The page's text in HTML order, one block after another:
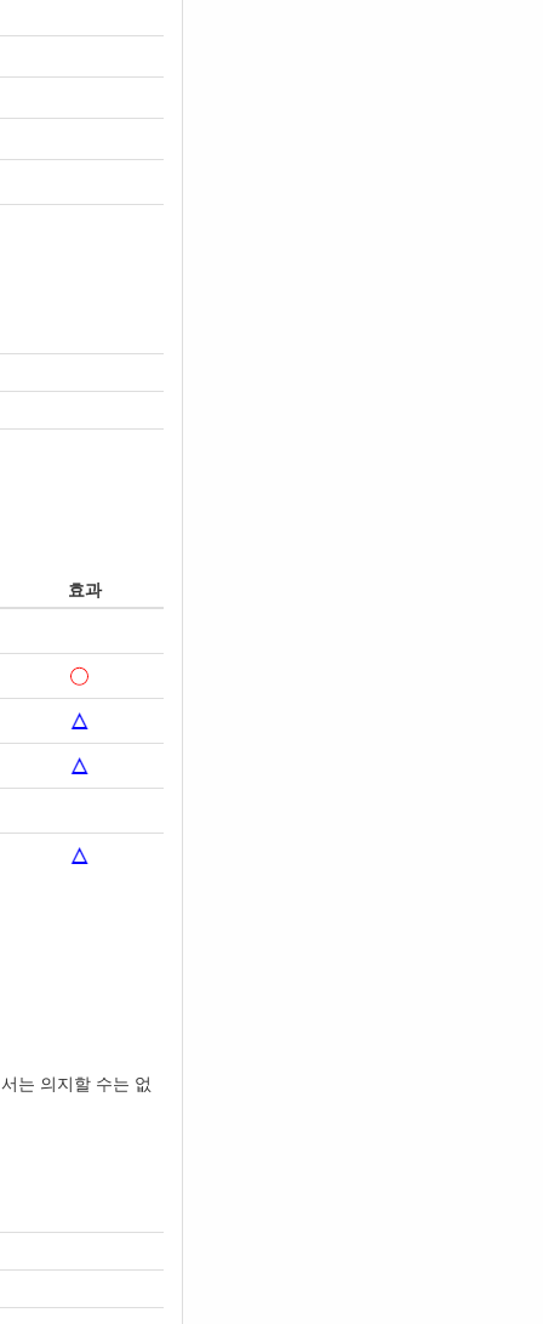
효과
는 의지할 수는 없